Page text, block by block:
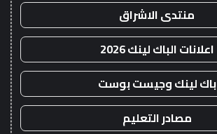
منتدى الاشراق
اعلانات الباك لينك 2026
باك لينك وجيست بوست
مصادر التعليم